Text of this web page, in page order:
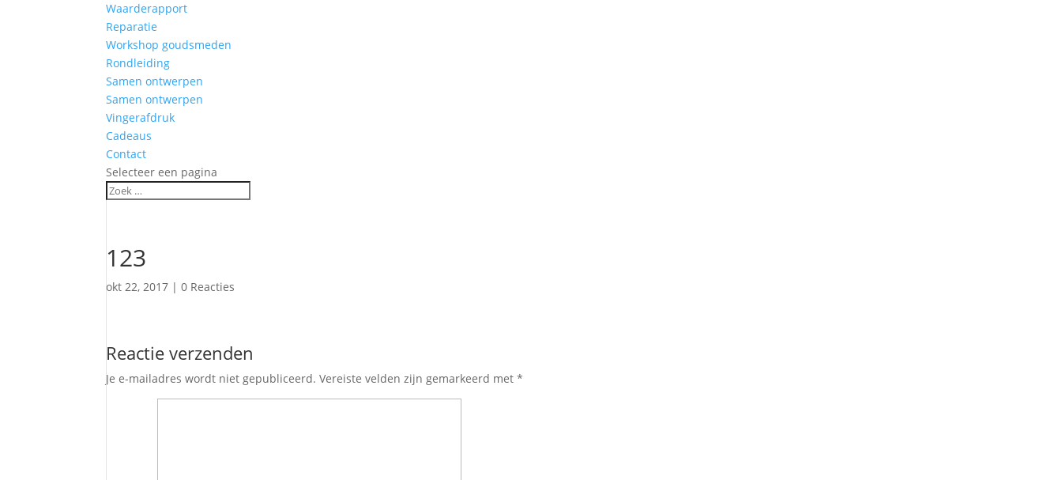
Waarderapport
Reparatie
Workshop goudsmeden
Rondleiding
Samen ontwerpen
Samen ontwerpen
Vingerafdruk
Cadeaus
Contact
Selecteer een pagina
123
okt 22, 2017 |0 Reacties
Reactie verzenden
Je e-mailadres wordt niet gepubliceerd. Vereiste velden zijn gemarkeerd met*